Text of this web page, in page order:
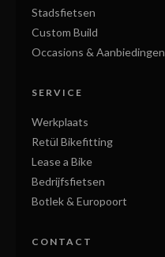
Stadsfietsen
Custom Build
Occasions & Aanbiedingen
SERVICE
Werkplaats
Retül Bikefitting
Lease a Bike
Bedrijfsfietsen
Botlek & Europoort
CONTACT